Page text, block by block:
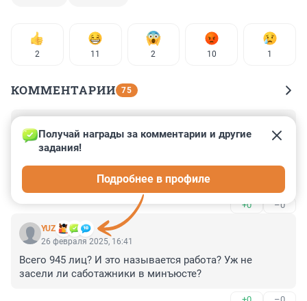
2 11 2 10 1
КОММЕНТАРИИ 75
26 февраля 2025, 20:06
Иноагентов в списке больше в два раза , чем
депутатов в Думе . Может не тех выбрали? Законы
должны быть в пользу большинства.
+0 –0
YUZ
Получай награды за комментарии и другие
задания!
Подробнее в профиле
26 февраля 2025, 16:41
Всего 945 лиц? И это называется работа? Уж не
засели ли саботажники в минъюсте?